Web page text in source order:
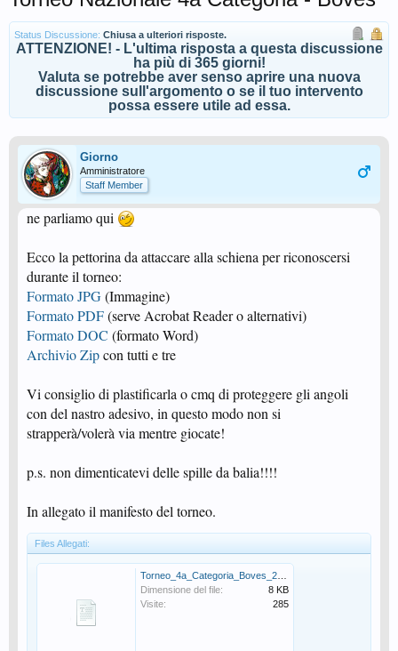
Status Discussione: Chiusa a ulteriori risposte.
ATTENZIONE! - L'ultima risposta a questa discussione
ha più di 365 giorni!
Valuta se potrebbe aver senso aprire una nuova
discussione sull'argomento o se il tuo intervento
possa essere utile ad essa.
Giorno
Amministratore
Staff Member
ne parliamo qui
Ecco la pettorina da attaccare alla schiena per riconoscersi
durante il torneo:
Formato JPG(Immagine)
Formato PDF(serve Acrobat Reader o alternativi)
Formato DOC (formato Word)
Archivio Zipcon tutti e tre
Vi consiglio di plastificarla o cmq di proteggere gli angoli
con del nastro adesivo, in questo modo non si
strapperà/volerà via mentre giocate!
p.s. non dimenticatevi delle spille da balia!!!!
In allegato il manifesto del torneo.
Files Allegati:
Dimensione del file:
8 KB
Visite:
285